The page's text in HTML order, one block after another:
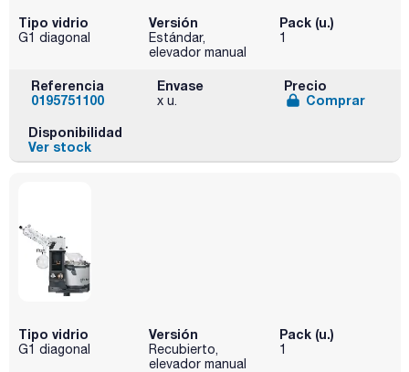
Tipo vidrio
G1 diagonal
Versión
Estándar,
elevador manual
Pack (u.)
1
Referencia
0195751100
Envase
x u.
Precio
Comprar
Disponibilidad
Ver stock
Tipo vidrio
G1 diagonal
Versión
Recubierto,
elevador manual
Pack (u.)
1